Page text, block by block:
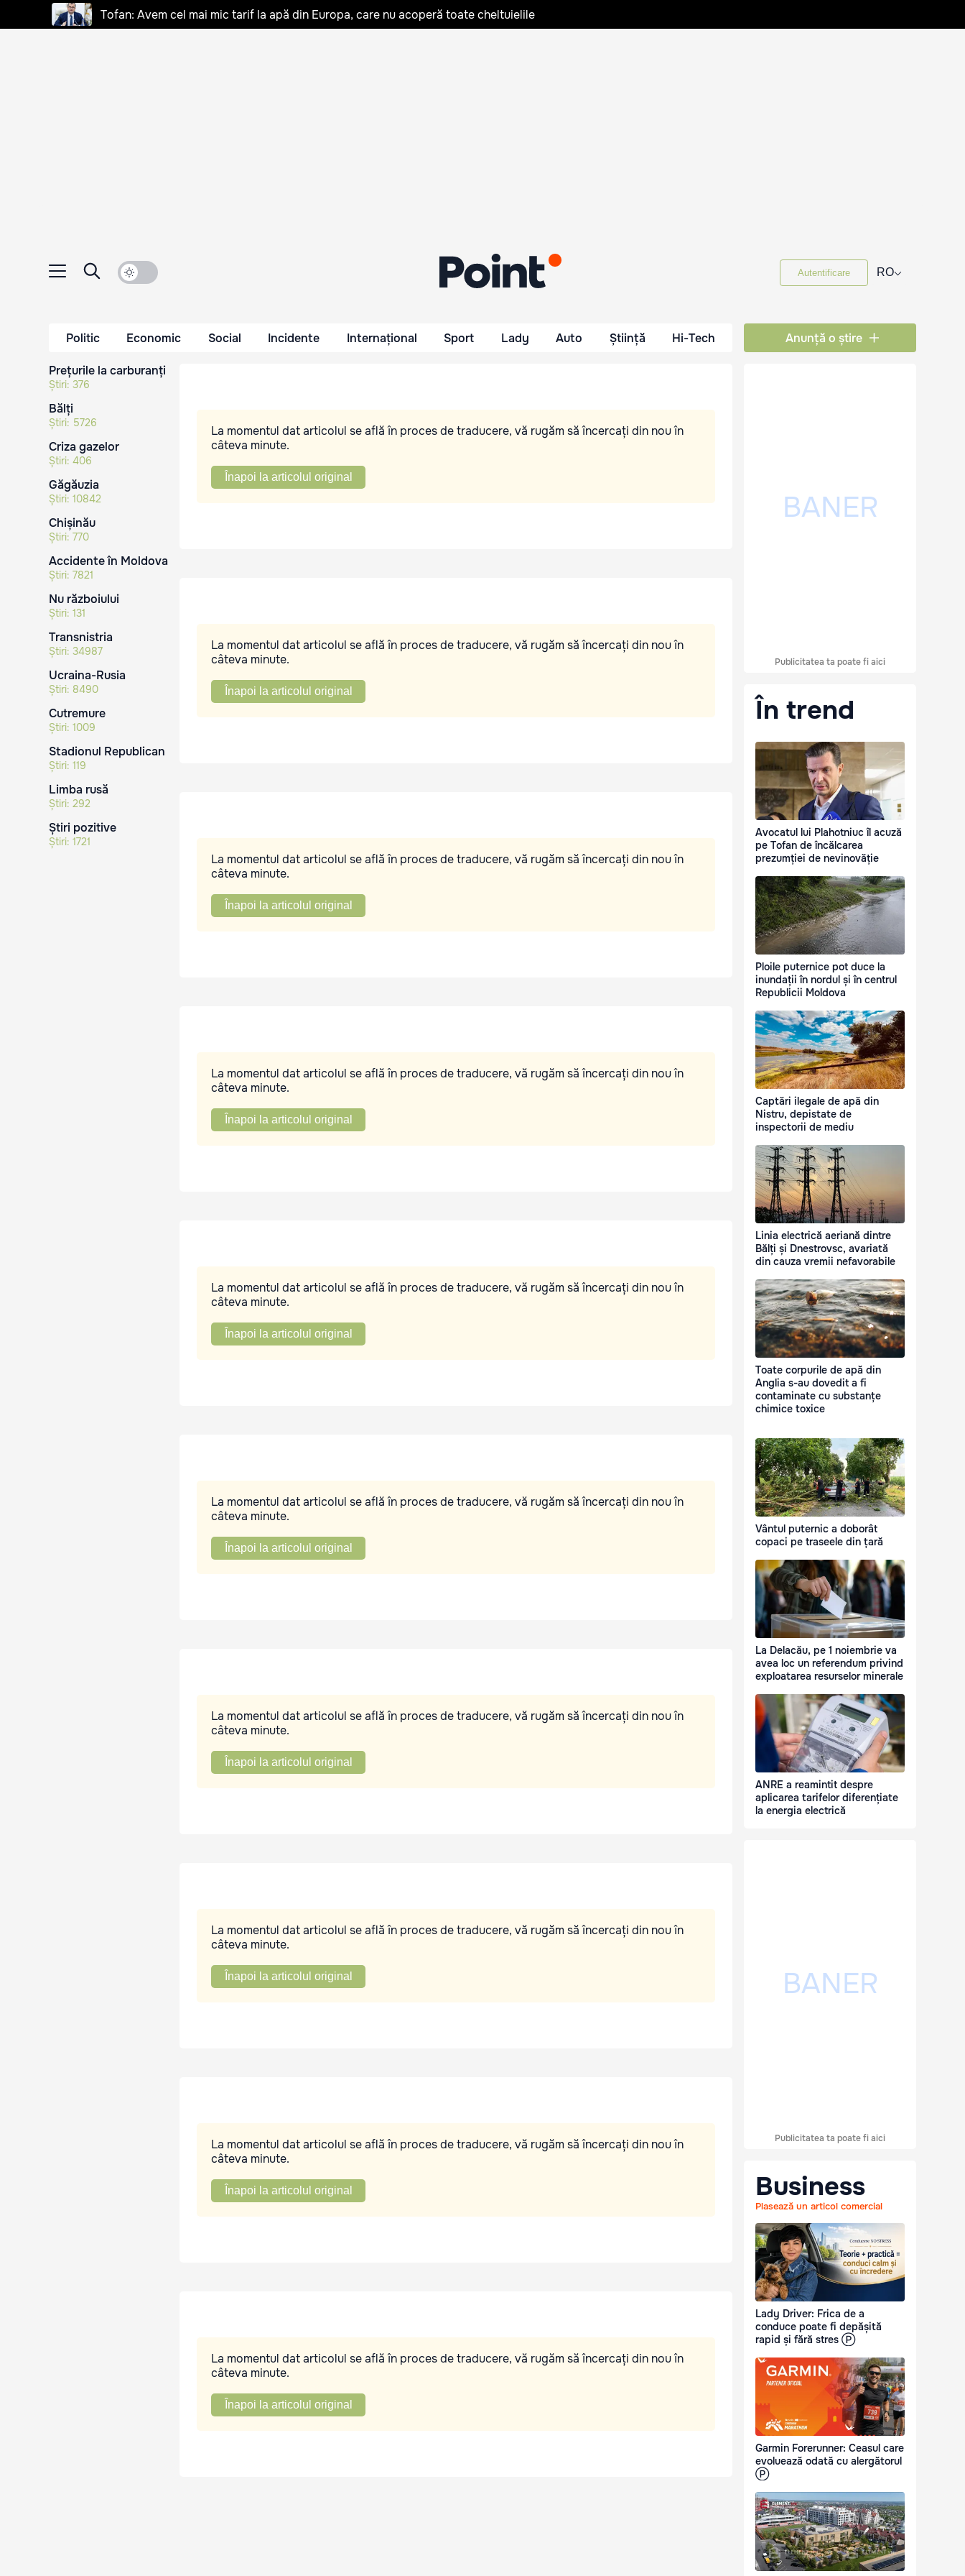
Tofan: Avem cel mai mic tarif la apă din Europa, care nu acoperă toate cheltuielile
Autentificare RO⌵
Politic Economic Social Incidente Internațional Sport Lady Auto Știință Hi-Tech Anunță o știre
Prețurile la carburanți
Știri: 376
Bălți
Știri: 5726
Criza gazelor
Știri: 406
Găgăuzia
Știri: 10842
Chișinău
Știri: 770
Accidente în Moldova
Știri: 7821
Nu războiului
Știri: 131
Transnistria
Știri: 34987
Ucraina-Rusia
Știri: 8490
Cutremure
Știri: 1009
Stadionul Republican
Știri: 119
Limba rusă
Știri: 292
Știri pozitive
Știri: 1721
La momentul dat articolul se află în proces de traducere, vă rugăm să încercați din nou în
câteva minute.
Înapoi la articolul original
La momentul dat articolul se află în proces de traducere, vă rugăm să încercați din nou în
câteva minute.
Înapoi la articolul original
La momentul dat articolul se află în proces de traducere, vă rugăm să încercați din nou în
câteva minute.
Înapoi la articolul original
La momentul dat articolul se află în proces de traducere, vă rugăm să încercați din nou în
câteva minute.
Înapoi la articolul original
La momentul dat articolul se află în proces de traducere, vă rugăm să încercați din nou în
câteva minute.
Înapoi la articolul original
La momentul dat articolul se află în proces de traducere, vă rugăm să încercați din nou în
câteva minute.
Înapoi la articolul original
La momentul dat articolul se află în proces de traducere, vă rugăm să încercați din nou în
câteva minute.
Înapoi la articolul original
La momentul dat articolul se află în proces de traducere, vă rugăm să încercați din nou în
câteva minute.
Înapoi la articolul original
La momentul dat articolul se află în proces de traducere, vă rugăm să încercați din nou în
câteva minute.
Înapoi la articolul original
La momentul dat articolul se află în proces de traducere, vă rugăm să încercați din nou în
câteva minute.
Înapoi la articolul original
Publicitatea ta poate fi aici
În trend
Avocatul lui Plahotniuc îl acuză
pe Tofan de încălcarea
prezumției de nevinovăție
Ploile puternice pot duce la
inundații în nordul și în centrul
Republicii Moldova
Captări ilegale de apă din
Nistru, depistate de
inspectorii de mediu
Linia electrică aeriană dintre
Bălți și Dnestrovsc, avariată
din cauza vremii nefavorabile
Toate corpurile de apă din
Anglia s-au dovedit a fi
contaminate cu substanțe
chimice toxice
Vântul puternic a doborât
copaci pe traseele din țară
La Delacău, pe 1 noiembrie va
avea loc un referendum privind
exploatarea resurselor minerale
ANRE a reamintit despre
aplicarea tarifelor diferențiate
la energia electrică
Publicitatea ta poate fi aici
Business
Plasează un articol comercial
Lady Driver: Frica de a
conduce poate fi depășită
rapid și fără stres Ⓟ
Garmin Forerunner: Ceasul care
evoluează odată cu alergătorul
Ⓟ